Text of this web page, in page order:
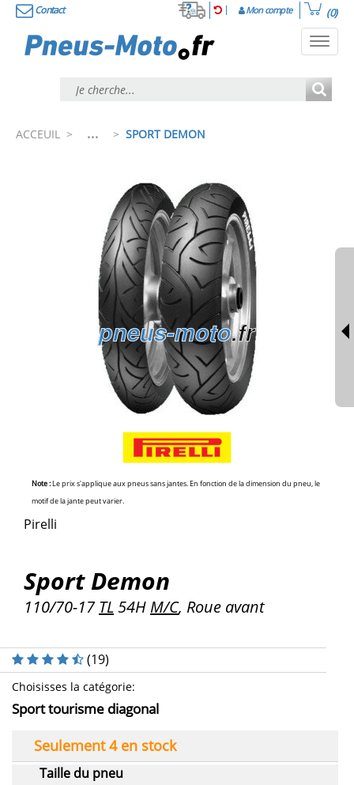
Contact Mon compte (0)
ACCEUIL > ... > SPORT DEMON
Note :Le prix s'applique aux pneus sans jantes. En fonction de la dimension du pneu, le
motif de la jante peut varier.
Pirelli
Sport Demon
110/70-17 TL54H M/C, Roue avant
Choisisses la catégorie:
Sport tourisme diagonal
Taille du pneu
Seulement 4 en stock
(19)